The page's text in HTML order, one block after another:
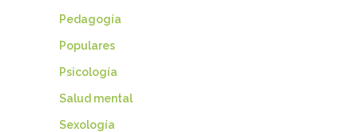
Pedagogía
Populares
Psicología
Salud mental
Sexología